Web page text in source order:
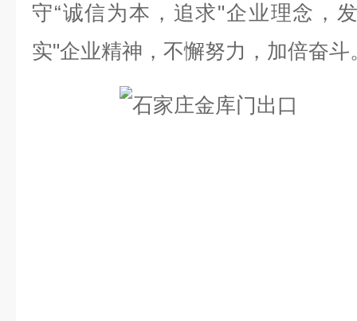
守“诚信为本，追求"企业理念，
实"企业精神，不懈努力，加倍奋斗